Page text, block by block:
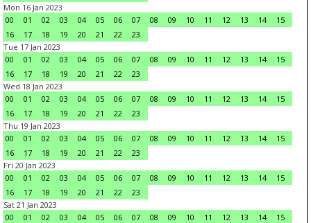
Mon 16 Jan 2023
00
01 02 03 04 05 06 07 08 09 10 11 12 13 14
15
16
17 18 19 20 21 22
23
Tue 17 Jan 2023
00
01 02 03 04 05 06 07 08 09 10 11 12 13 14
15
16
17 18 19 20 21 22
23
Wed 18 Jan 2023
00
01 02 03 04 05 06 07 08 09 10 11 12 13 14
15
16
17 18 19 20 21 22
23
Thu 19 Jan 2023
00
01 02 03 04 05 06 07 08 09 10 11 12 13 14
15
16
17 18 19 20 21 22
23
Fri 20 Jan 2023
00
01 02 03 04 05 06 07 08 09 10 11 12 13 14
15
16
17 18 19 20 21 22
23
Sat 21 Jan 2023
00
01 02 03 04 05 06 07 08 09 10 11 12 13 14
15